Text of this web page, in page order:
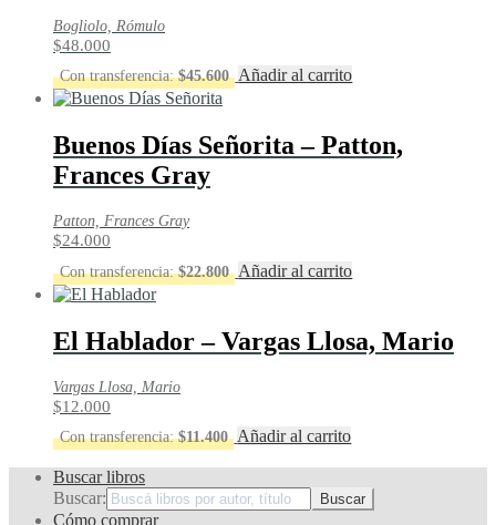
Bogliolo, Rómulo
$48.000
Con transferencia:$45.600 Añadir al carrito
Buenos Días Señorita – Patton,
Frances Gray
Patton, Frances Gray
$24.000
Con transferencia:$22.800 Añadir al carrito
El Hablador – Vargas Llosa, Mario
Vargas Llosa, Mario
$12.000
Con transferencia:$11.400 Añadir al carrito
Buscar libros
Buscar:
Cómo comprar